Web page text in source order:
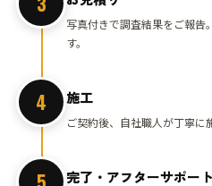
写真付きで調査結果をご報告
す。
4 施工
ご契約後、自社職人が丁寧に
完了・アフターサポート